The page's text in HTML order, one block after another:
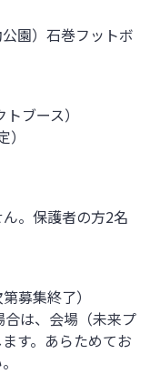
園）石巻フットボ
ブース）
。保護者の方2名
募集終了）
は、会場（未来プ
す。あらためてお